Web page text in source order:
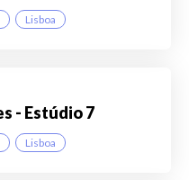
Lisboa
- Estúdio 7
Lisboa